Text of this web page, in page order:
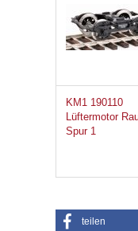
KM1 190110
Lüftermotor
Spur 1
teilen